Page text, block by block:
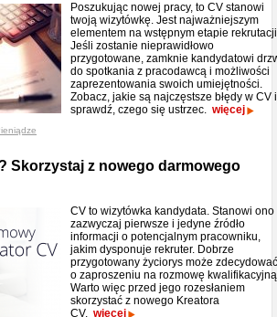
Poszukując nowej pracy, to CV stanowi
twoją wizytówkę. Jest najważniejszym
elementem na wstępnym etapie
Jeśli zostanie nieprawidłowo
przygotowane, zamknie kandydatowi
do spotkania z pracodawcą i możliwości
zaprezentowania swoich umiejętności.
Zobacz, jakie są najczęstsze błędy w CV i
sprawdź, czego się ustrzec. więcej
Skorzystaj z nowego darmowego
CV to wizytówka kandydata. Stanowi ono
zazwyczaj pierwsze i jedyne źródło
informacji o potencjalnym pracowniku,
jakim dysponuje rekruter. Dobrze
przygotowany życiorys może zdecydować
o zaproszeniu na rozmowę
Warto więc przed jego rozesłaniem
skorzystać z nowego Kreatora
CV. więcej